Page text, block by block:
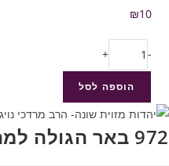
₪10
-
+
הוספה לסל
972 באר הגולה למהר”ל שיעור 22